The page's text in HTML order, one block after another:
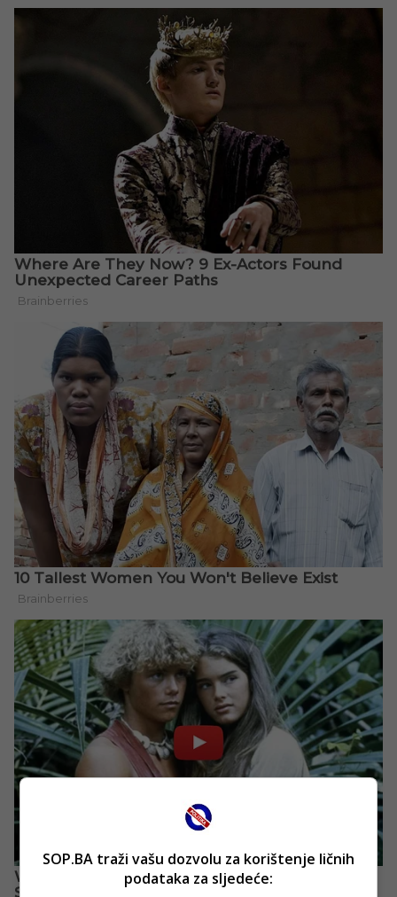
SOP.BA traži vašu dozvolu za korištenje ličnih
podataka za sljedeće: